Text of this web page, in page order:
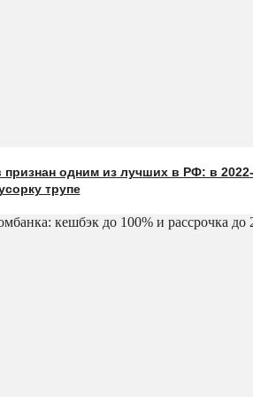
одним из лучших в РФ: в
трупе